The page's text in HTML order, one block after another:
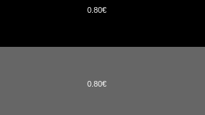
0.80€
0.80€